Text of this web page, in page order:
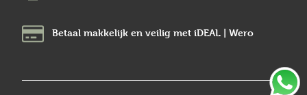
Betaal makkelijk en veilig met iDEAL | Wero